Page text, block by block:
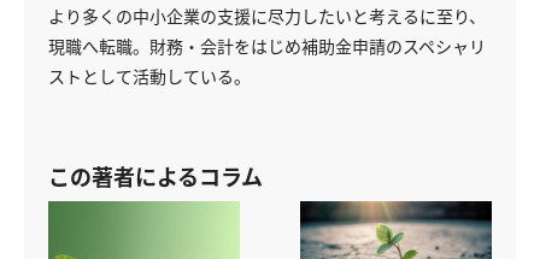
より多くの中小企業の支援に尽力したいと考えるに至り、
現職へ転職。財務・会計をはじめ補助金申請のスペシャリ
ストとして活動している。
この著者によるコラム